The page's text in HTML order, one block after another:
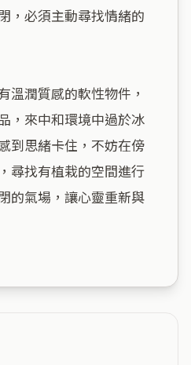
，必須主動尋找情緒的
溫潤質感的軟性物件，
，來中和環境中過於冰
到思緒卡住，不妨在傍
尋找有植栽的空間進行
的氣場，讓心靈重新與